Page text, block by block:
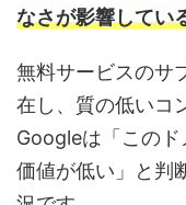
なさが影響してい
無料サービスのサ
在し、質の低いコ
Googleは「この
価値が低い」と判